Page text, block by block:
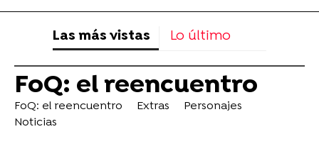
Las más vistas Lo último
FoQ: el reencuentro
FoQ: el reencuentro Extras
Personajes
Noticias